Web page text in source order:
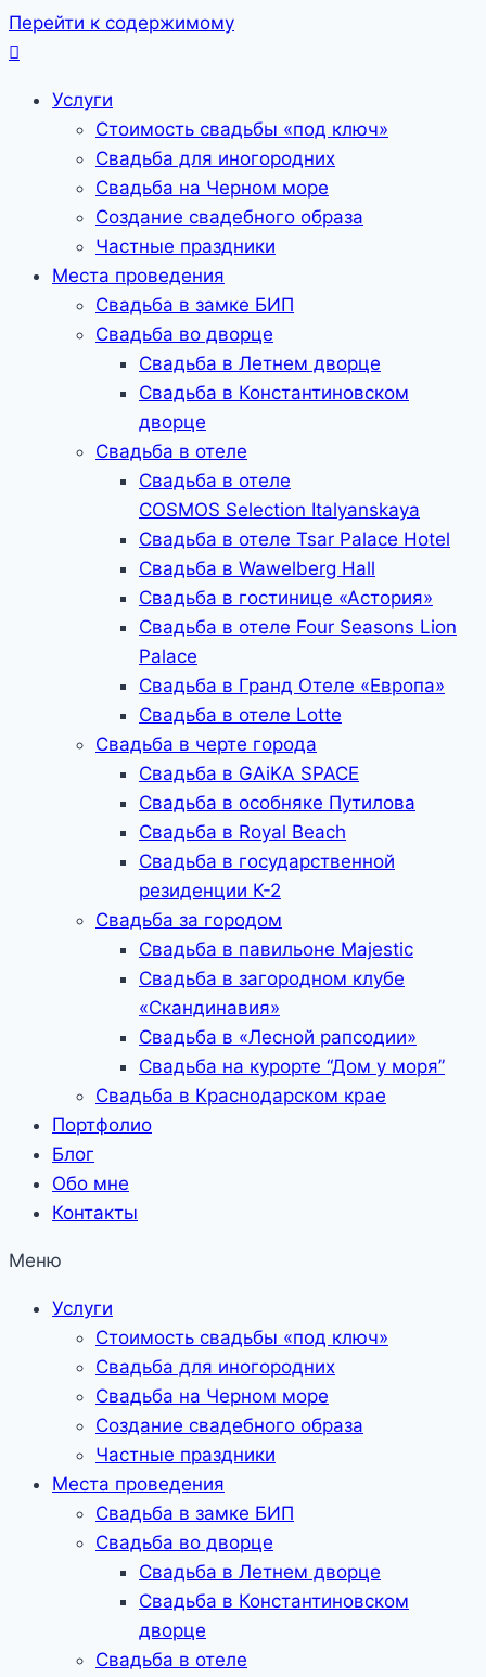
Перейти к содержимому
Услуги
Стоимость свадьбы «под ключ»
Свадьба для иногородних
Свадьба на Черном море
Создание свадебного образа
Частные праздники
Места проведения
Свадьба в замке БИП
Свадьба во дворце
Свадьба в Летнем дворце
Свадьба в Константиновском
дворце
Свадьба в отеле
Свадьба в отеле
COSMOS Selection Italyanskaya
Свадьба в отеле Tsar Palace Hotel
Свадьба в Wawelberg Hall
Свадьба в гостинице «Астория»
Свадьба в отеле Four Seasons Lion
Palace
Свадьба в Гранд Отеле «Европа»
Свадьба в отеле Lotte
Свадьба в черте города
Свадьба в GAiKA SPACE
Свадьба в особняке Путилова
Свадьба в Royal Beach
Свадьба в государственной
резиденции К-2
Свадьба за городом
Свадьба в павильоне Majestic
Свадьба в загородном клубе
«Скандинавия»
Свадьба в «Лесной рапсодии»
Свадьба на курорте “Дом у моря”
Свадьба в Краснодарском крае
Портфолио
Блог
Обо мне
Контакты
Меню
Услуги
Стоимость свадьбы «под ключ»
Свадьба для иногородних
Свадьба на Черном море
Создание свадебного образа
Частные праздники
Места проведения
Свадьба в замке БИП
Свадьба во дворце
Свадьба в Летнем дворце
Свадьба в Константиновском
дворце
Свадьба в отеле